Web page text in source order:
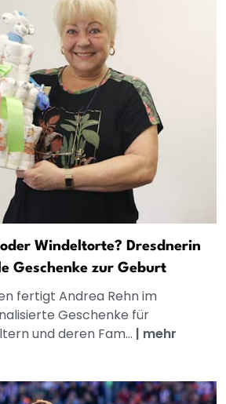
Windeltorte? Dresdnerin
Geschenke zur Geburt
fertigt Andrea Rehn im
Geschenke für
und deren Fam... | mehr